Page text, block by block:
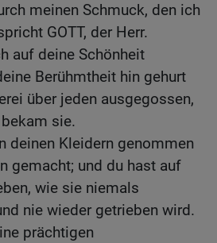
meinen Schmuck, den ich
GOTT, der Herr.
auf deine Schönheit
Berühmtheit hin gehurt
über jeden ausgegossen,
sie.
deinen Kleidern genommen
gemacht; und du hast auf
wie sie niemals
nie wieder getrieben wird.
prächtigen